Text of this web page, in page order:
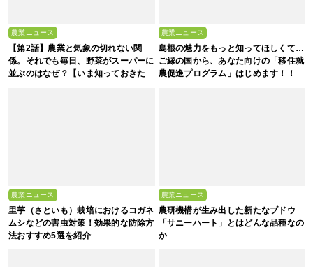
農業ニュース
【第2話】農業と気象の切れない関
係。それでも毎日、野菜がスーパーに
並ぶのはなぜ？【いま知っておきた
農業ニュース
島根の魅力をもっと知ってほしくて…
ご縁の国から、あなた向けの「移住就
農促進プログラム」はじめます！！
農業ニュース
里芋（さといも）栽培におけるコガネ
ムシなどの害虫対策！効果的な防除方
法おすすめ5選を紹介
農業ニュース
農研機構が生み出した新たなブドウ
「サニーハート」とはどんな品種なの
か